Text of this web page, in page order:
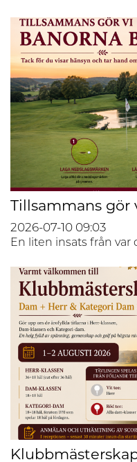
Tillsammans gör
2026-07-10 09:03
En liten insats från var